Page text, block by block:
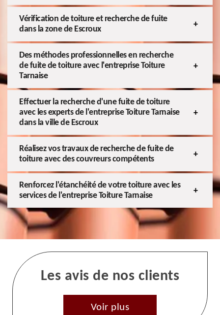
Vérification de toiture et recherche de fuite
dans la zone de Escroux
Des méthodes professionnelles en recherche
de fuite de toiture avec l'entreprise Toiture
Tarnaise
Effectuer la recherche d'une fuite de toiture
avec les experts de l'entreprise Toiture Tarnaise
dans la ville de Escroux
Réalisez vos travaux de recherche de fuite de
toiture avec des couvreurs compétents
Renforcez l'étanchéité de votre toiture avec les
services de l'entreprise Toiture Tarnaise
Les avis de nos clients
Voir plus